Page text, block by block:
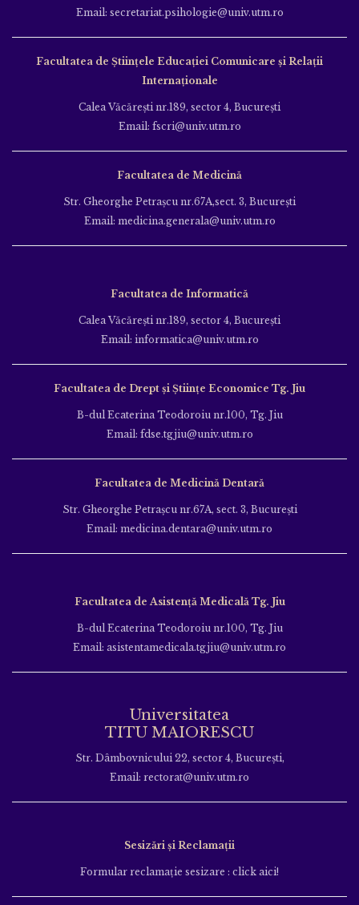
Email: secretariat.psihologie@univ.utm.ro
Facultatea de Ştiinţele Educației Comunicare și Relații
Internaționale
Calea Văcăreşti nr.189, sector 4, Bucureşti
Email: fscri@univ.utm.ro
Facultatea de Medicină
Str. Gheorghe Petraşcu nr.67A,sect. 3, Bucureşti
Email: medicina.generala@univ.utm.ro
Facultatea de Informatică
Calea Văcăreşti nr.189, sector 4, Bucureşti
Email: informatica@univ.utm.ro
Facultatea de Drept și Științe Economice Tg. Jiu
B-dul Ecaterina Teodoroiu nr.100, Tg. Jiu
Email: fdse.tgjiu@univ.utm.ro
Facultatea de Medicină Dentară
Str. Gheorghe Petraşcu nr.67A, sect. 3, Bucureşti
Email: medicina.dentara@univ.utm.ro
Facultatea de Asistență Medicală Tg. Jiu
B-dul Ecaterina Teodoroiu nr.100, Tg. Jiu
Email: asistentamedicala.tgjiu@univ.utm.ro
Universitatea
TITU MAIORESCU
Str. Dâmbovnicului 22, sector 4, București,
Email: rectorat@univ.utm.ro
Sesizări și Reclamații
Formular reclamație sesizare : click aici!